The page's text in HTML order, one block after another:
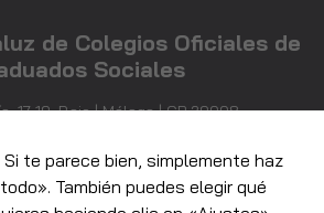
de Colegios Oficiales de
Sociales
17-19, Bajo | Málaga | CP 29008
te parece bien, simplemente haz
También puedes elegir qué